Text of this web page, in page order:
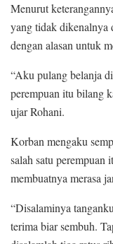
Menurut
yang tidak dikenalnya
dengan alasan untuk
“Aku pulang belanja
perempuan itu bilang
ujar Rohani.
Korban mengaku
salah satu
membuatnya merasa
“Disalaminya
terima biar sembuh.